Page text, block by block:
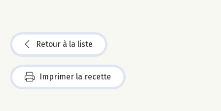
Retour à la liste
Imprimer la recette